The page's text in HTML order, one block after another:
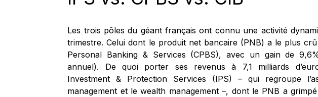
Les trois pôles du géant français ont connu une activité
trimestre. Celui dont le produit net bancaire (PNB) a le plus
Personal Banking & Services (CPBS), avec un gain de
annuel). De quoi porter ses revenus à 7,1 milliards
Investment & Protection Services (IPS) – qui regroupe
management et le wealth management –, dont le PNB a